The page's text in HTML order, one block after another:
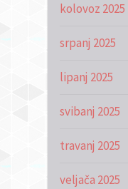
kolovoz 2025
srpanj 2025
lipanj 2025
svibanj 2025
travanj 2025
veljača 2025